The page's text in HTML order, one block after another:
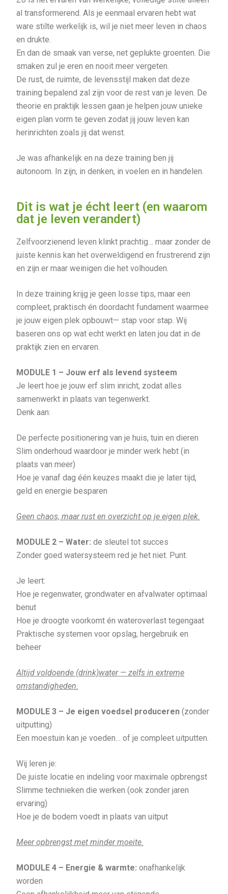
al transformerend. Als je eenmaal ervaren hebt wat
ware stilte werkelijk is, wil je niet meer leven in chaos
en drukte.
En dan de smaak van verse, net geplukte groenten. Die
smaken zul je eren en nooit meer vergeten.
De rust, de ruimte, de levensstijl maken dat deze
training bepalend zal zijn voor de rest van je leven. De
theorie en praktijk lessen gaan je helpen jouw unieke
eigen plan vorm te geven zodat jij jouw leven kan
herinrichten zoals jij dat wenst.
Je was afhankelijk en na deze training ben jij
autonoom. In zijn, in denken, in voelen en in handelen.
Dit is wat je écht leert (en waarom
dat je leven verandert)
Zelfvoorzienend leven klinkt prachtig… maar zonder de
juiste kennis kan het overweldigend en frustrerend zijn
en zijn er maar weinigen die het volhouden.
In deze training krijg je geen losse tips, maar een
compleet, praktisch én doordacht fundament waarmee
je jouw eigen plek opbouwt— stap voor stap. Wij
baseren ons op wat echt werkt en laten jou dat in de
praktijk zien en ervaren.
MODULE 1 – Jouw erf als levend systeem
Je leert hoe je jouw erf slim inricht, zodat alles
samenwerkt in plaats van tegenwerkt.
Denk aan:
De perfecte positionering van je huis, tuin en dieren
Slim onderhoud waardoor je minder werk hebt (in
plaats van meer)
Hoe je vanaf dag één keuzes maakt die je later tijd,
geld en energie besparen
Geen chaos, maar rust en overzicht op je eigen plek.
MODULE 2 – Water: de sleutel tot succes
Zonder goed watersysteem red je het niet. Punt.
Je leert:
Hoe je regenwater, grondwater en afvalwater optimaal
benut
Hoe je droogte voorkomt én wateroverlast tegengaat
Praktische systemen voor opslag, hergebruik en
beheer
Altijd voldoende (drink)water — zelfs in extreme
omstandigheden.
MODULE 3 – Je eigen voedsel produceren (zonder
uitputting)
Een moestuin kan je voeden… of je compleet uitputten.
Wij leren je:
De juiste locatie en indeling voor maximale opbrengst
Slimme technieken die werken (ook zonder jaren
ervaring)
Hoe je de bodem voedt in plaats van uitput
Meer opbrengst met minder moeite.
MODULE 4 – Energie & warmte: onafhankelijk
worden